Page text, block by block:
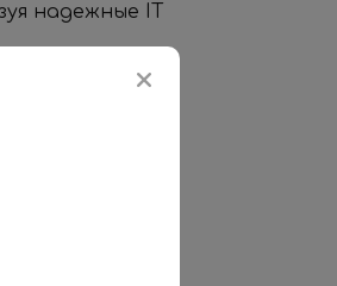
надежные IT
запустим и
×